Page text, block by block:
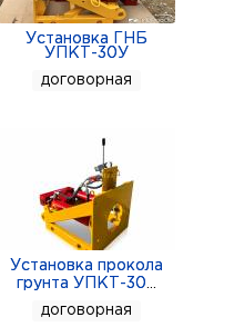
Установка ГНБ
УПКТ-30У
договорная
Установка прокола
грунта УПКТ-30
договорная